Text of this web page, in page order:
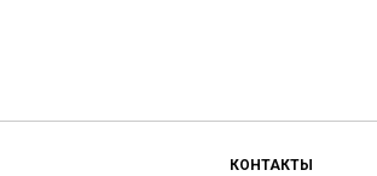
КОНТАКТЫ